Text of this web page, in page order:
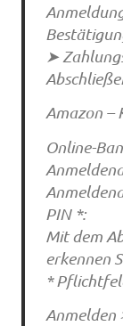
➤
Amazon –
Online-
PIN *:
Mit dem
erkennen
*
Anmelden